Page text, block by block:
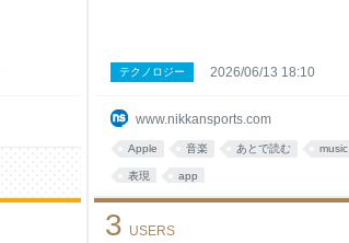
www.nikkansports.com
テクノロジー 2026/06/13 18:10
Apple 音楽 あとで読む music
表現 app
3 USERS